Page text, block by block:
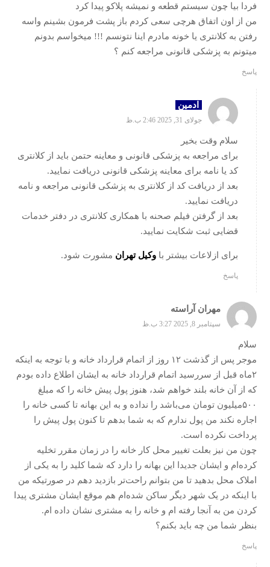
فردا بیا چون سیستم قطعه و نمیشه پلاکو پیدا کرد
من از اون اتفاق هرچی سعی کردم باز پشت فرمون بشینم واسه
رفتن به کلانتری یا خونه مادرم اینا نتونسم !!! میخواسم بدونم
میتونم به پزشکی قانونی مراجعه کنم ؟
پاسخ
ادمین
جولای 31, 2025 2:46 ب.ظ
سلام وقت بخیر
برای مراجعه به پزشکی قانونی و معاینه حتمن باید از کلانتری
کد یا نامه برای معاینه پزشکی قانونی دریافت نمایید.
بعد از دریافت کد از کلانتری به پزشکی قانونی مراجعه و نامه
دریافت نمایید.
بعد از گرفتن فیلم صحنه با همکاری کلانتری در دفتر خدمات
قضایی ثبت شکایت نمایید.
برای ازلاعات بیشتر باوکیل تهران مشورت شود.
پاسخ
مهران آراسته
سپتامبر 8, 2025 3:27 ب.ظ
سلام
موجر پس از گذشت ۱۲ روز از اتمام قرارداد خانه و با توجه به اینکه
۲ماه قبل از سررسید اتمام قرارداد خانه به ایشان اطلاع داده بودم
که از آن خانه بلند خواهم شد، هنوز پول پیش خانه را که مبلغ
۵۰۰میلیون تومان می‌باشد را نداده و به این بهانه تا کسی خانه را
اجاره نکند من پول ندارم که به شما بدهم تا کنون پول پیش را
پرداخت نکرده است.
چون من نیز بعلت تغییر محل کار خانه را در زمان مقرر تخلیه
کرده‌ام و ایشان جدیدا این بهانه را دارد که شما کلید را به یکی از
املاک محل بدهید تا من بتوانم راحت‌تر بازدید دهم در صورتیکه من
با اینکه در یک شهر دیگر ساکن شده‌ام هم موقع ایشان مشتری پیدا
کردن من به آنجا رفته ام و خانه را به مشتری نشان داده ام.
بنظر شما من چه باید بکنم؟
پاسخ